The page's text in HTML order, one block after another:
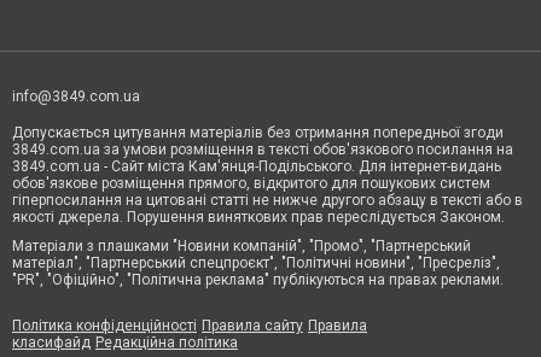
info@3849.com.ua
Допускається цитування матеріалів без отримання попередньої згоди
3849.com.ua за умови розміщення в тексті обов'язкового посилання на
3849.com.ua - Сайт міста Кам'янця-Подільського. Для інтернет-видань
обов'язкове розміщення прямого, відкритого для пошукових систем
гіперпосилання на цитовані статті не нижче другого абзацу в тексті або в
якості джерела. Порушення виняткових прав переслідується Законом.
Матеріали з плашками "Новини компаній", "Промо", "Партнерський
матеріал", "Партнерський спецпроєкт", "Політичні новини", "Пресреліз",
"PR", "Офіційно", "Політична реклама" публікуються на правах реклами.
Політика конфіденційності Правила сайту Правила
класифайд Редакційна політика